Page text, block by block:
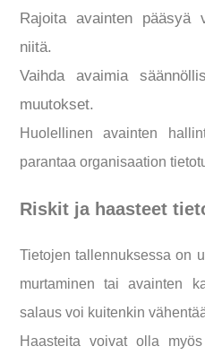
Rajoita avainten
niitä.
Vaihda avaimia
muutokset.
Huolellinen avainten
parantaa organisaation
Riskit ja haasteet
Tietojen tallennuksessa on
murtaminen tai avainten
salaus voi kuitenkin
Haasteita voivat olla